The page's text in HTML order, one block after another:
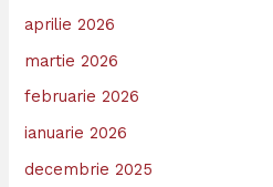
aprilie 2026
martie 2026
februarie 2026
ianuarie 2026
decembrie 2025